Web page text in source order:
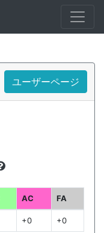
ユーザーページ
AC FA
+0 +0